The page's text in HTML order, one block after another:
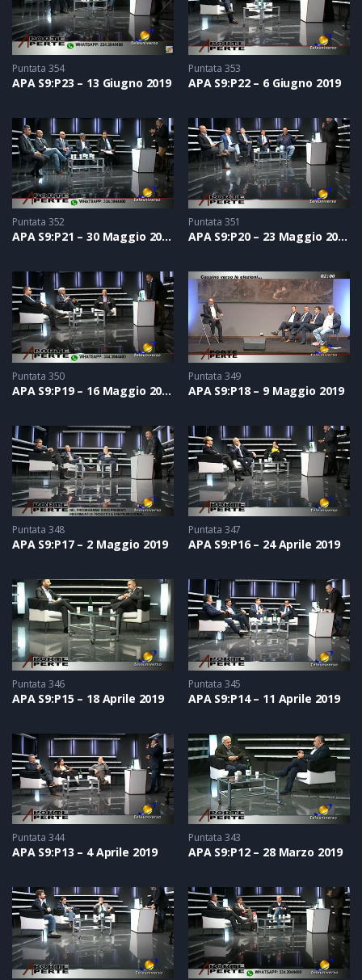
Puntata 354
APA S9:P23 – 13 Giugno 2019
Puntata 353
APA S9:P22 – 6 Giugno 2019
Puntata 352
APA S9:P21 – 30 Maggio 2019
Puntata 351
APA S9:P20 – 23 Maggio 2019
Puntata 350
APA S9:P19 – 16 Maggio 2019
Puntata 349
APA S9:P18 – 9 Maggio 2019
Puntata 348
APA S9:P17 – 2 Maggio 2019
Puntata 347
APA S9:P16 – 24 Aprile 2019
Puntata 346
APA S9:P15 – 18 Aprile 2019
Puntata 345
APA S9:P14 – 11 Aprile 2019
Puntata 344
APA S9:P13 – 4 Aprile 2019
Puntata 343
APA S9:P12 – 28 Marzo 2019